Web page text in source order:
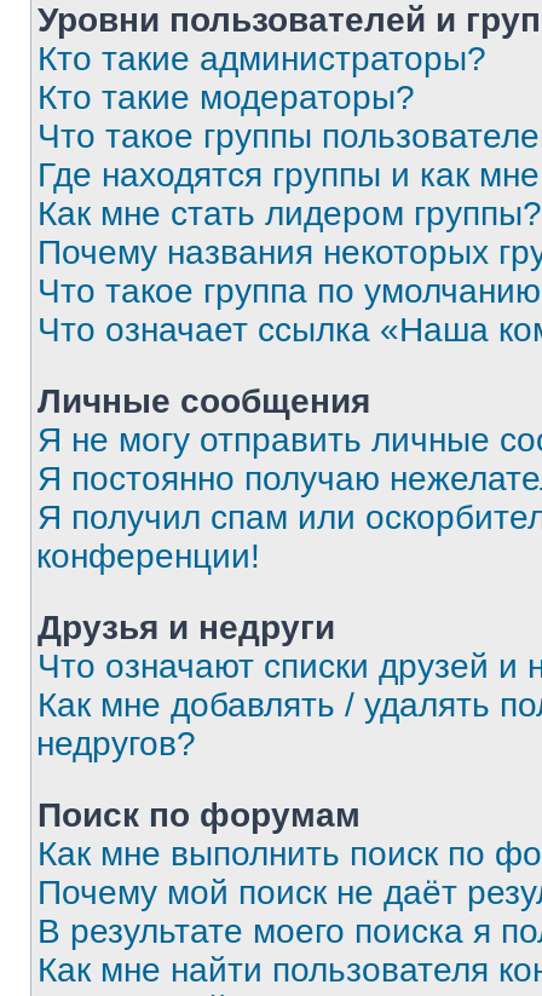
Уровни пользователей и
Кто такие администраторы?
Кто такие модераторы?
Что такое группы
Где находятся группы и как
Как мне стать лидером группы?
Почему названия некоторых
Что такое группа по
Что означает ссылка «Наша
Личные сообщения
Я не могу отправить личные
Я постоянно получаю
Я получил спам или
конференции!
Друзья и недруги
Что означают списки друзей и
Как мне добавлять / удалять
недругов?
Поиск по форумам
Как мне выполнить поиск по
Почему мой поиск не даёт
В результате моего поиска я
Как мне найти пользователя